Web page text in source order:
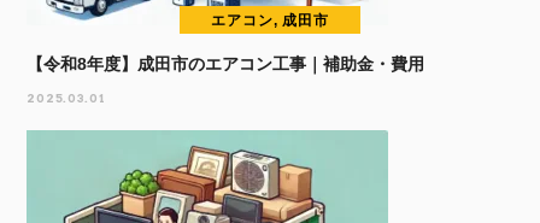
エアコン, 成田市
【令和8年度】成田市のエアコン工事｜補助金・費用
2025.03.01